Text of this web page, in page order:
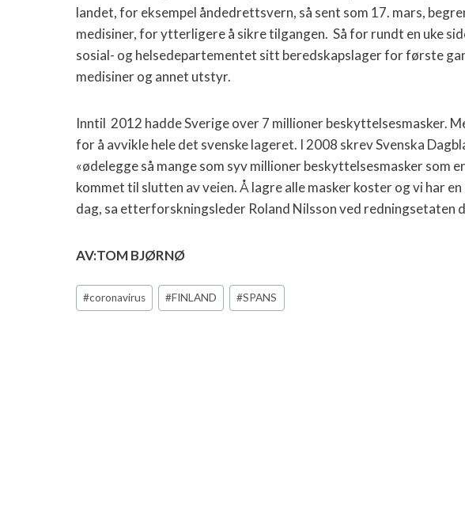
landet, for eksempel åndedrettsvern, så sent som 17. mars,
medisiner, for ytterligere å sikre tilgangen. Så for rundt en uke
sosial- og helsedepartementet sitt beredskapslager for første
medisiner og annet utstyr.
Inntil 2012 hadde Sverige over 7 millioner beskyttelsesmasker.
for å avvikle hele det svenske lageret. I 2008 skrev Svenska
«ødelegge så mange som syv millioner beskyttelsesmasker som
kommet til slutten av veien. Å lagre alle masker koster og vi har
dag, sa etterforskningsleder Roland Nilsson ved redningsetaten
AV:TOM BJØRNØ
Post
Tags:
#coronavirus #FINLAND #SPANS